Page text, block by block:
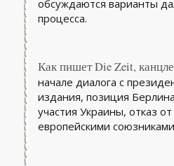
обсуждаются варианты
процесса.
Как пишет Die Zeit,
начале диалога с
издания, позиция
участия Украины, отказ
европейскими